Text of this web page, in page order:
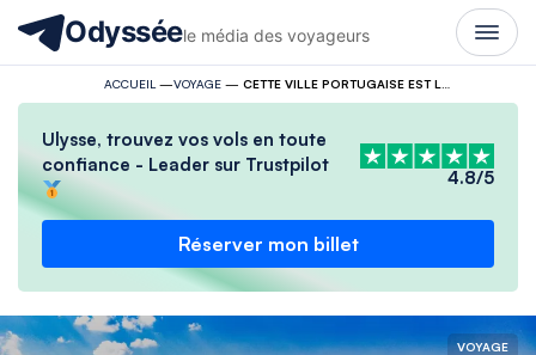
Odysséele média des voyageurs
ACCUEIL —VOYAGE—
Ulysse, trouvez vos vols en toute
confiance - Leader sur Trustpilot
4.8/5
Réserver mon billet
VOYAGE